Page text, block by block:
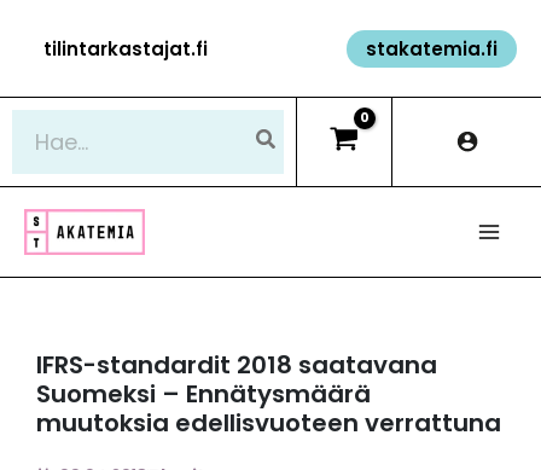
sisältöön
tilintarkastajat.fi stakatemia.fi
IFRS-standardit 2018 saatavana
Suomeksi – Ennätysmäärä
muutoksia edellisvuoteen verrattuna